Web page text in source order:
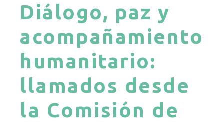
Diálogo, paz y
acompañamiento
humanitario:
llamados desde
la Comisión de